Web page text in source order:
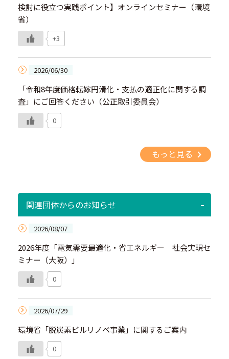
検討に役立つ実践ポイント】オンラインセミナー（環境
省）
+3
2026/06/30
「令和8年度価格転嫁円滑化・支払の適正化に関する調
査」にご回答ください（公正取引委員会）
0
もっと見る
関連団体からのお知らせ
2026/08/07
2026年度「電気需要最適化・省エネルギー 社会実現セ
ミナー（大阪）」
0
2026/07/29
環境省「脱炭素ビルリノベ事業」に関するご案内
0